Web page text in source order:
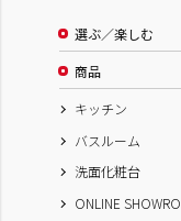
選ぶ／楽しむ
商品
キッチン
バスルーム
洗面化粧台
ONLINE